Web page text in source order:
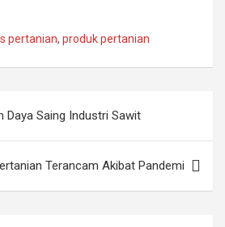
pertanian, produk pertanian
Daya Saing Industri Sawit
Terancam Akibat Pandemi